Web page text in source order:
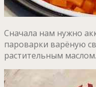
Сначала нам нужно
пароварки варёную
растительным